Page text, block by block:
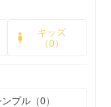
キッズ
（0）
ンプル（0）